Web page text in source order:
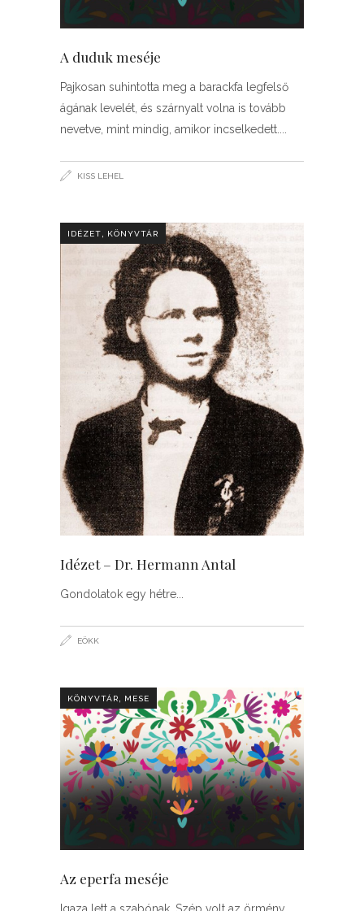
A duduk meséje
Pajkosan suhintotta meg a barackfa legfelső
ágának levelét, és szárnyalt volna is tovább
nevetve, mint mindig, amikor incselkedett.
KISS LEHEL
IDÉZET KÖNYVTÁR
Idézet – Dr. Hermann Antal
Gondolatok egy hétre
EÖKK
KÖNYVTÁR MESE
Az eperfa meséje